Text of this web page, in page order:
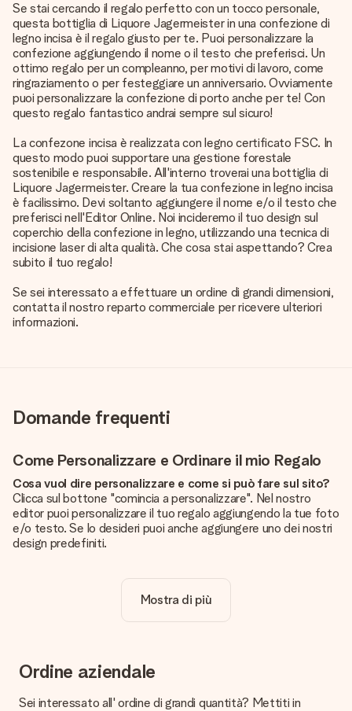
Se stai cercando il regalo perfetto con un tocco personale,
questa bottiglia di Liquore Jagermeister in una confezione di
legno incisa è il regalo giusto per te. Puoi personalizzare la
confezione aggiungendo il nome o il testo che preferisci. Un
ottimo regalo per un compleanno, per motivi di lavoro, come
ringraziamento o per festeggiare un anniversario. Ovviamente
puoi personalizzare la confezione di porto anche per te! Con
questo regalo fantastico andrai sempre sul sicuro!
La confezone incisa è realizzata con legno certificato FSC. In
questo modo puoi supportare una gestione forestale
sostenibile e responsabile. All'interno troverai una bottiglia di
Liquore Jagermeister. Creare la tua confezione in legno incisa
è facilissimo. Devi soltanto aggiungere il nome e/o il testo che
preferisci nell'Editor Online. Noi incideremo il tuo design sul
coperchio della confezione in legno, utilizzando una tecnica di
incisione laser di alta qualità. Che cosa stai aspettando? Crea
subito il tuo regalo!
Se sei interessato a effettuare un ordine di grandi dimensioni,
contatta il nostro reparto commerciale per ricevere ulteriori
informazioni.
Domande frequenti
Come Personalizzare e Ordinare il mio Regalo
Cosa vuol dire personalizzare e come si può fare sul sito?
Clicca sul bottone "comincia a personalizzare". Nel nostro
editor puoi personalizzare il tuo regalo aggiungendo la tue foto
e/o testo. Se lo desideri puoi anche aggiungere uno dei nostri
design predefiniti.
Certo! Il prezzo mostrato include sempre la personalizzazione
Vogliamo assicurarci che tu sia completamente soddisfatto
del tuo regalo. Per questo è importante utilizzare foto di alta
nostro servizio clienti e includi la foto insieme al regalo che
Mostra di più
Ordine aziendale
Sei interessato all' ordine di grandi quantità? Mettiti in